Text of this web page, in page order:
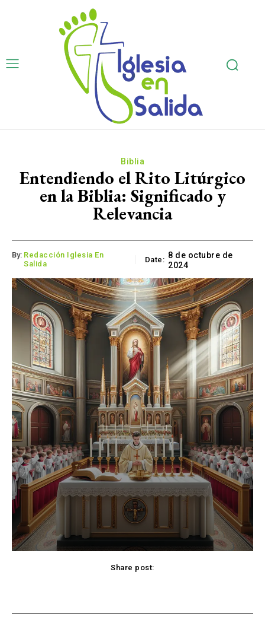
Biblia
Entendiendo el Rito Litúrgico
en la Biblia: Significado y
Relevancia
By: Redacción Iglesia En
Salida
Date: 8 de octubre de
2024
Share post: